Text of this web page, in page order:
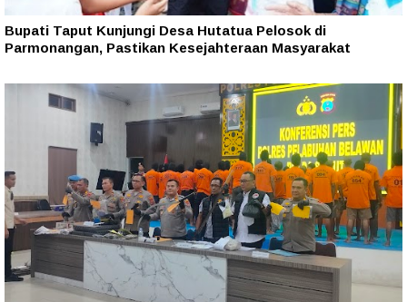
Bupati Taput Kunjungi Desa Hutatua Pelosok di
Parmonangan, Pastikan Kesejahteraan Masyarakat